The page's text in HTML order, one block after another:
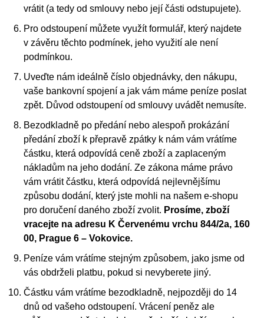
vrátit (a tedy od smlouvy nebo její části odstupujete).
Pro odstoupení můžete využít formulář, který najdete
v závěru těchto podmínek, jeho využití ale není
podmínkou.
Uveďte nám ideálně číslo objednávky, den nákupu,
vaše bankovní spojení a jak vám máme peníze poslat
zpět. Důvod odstoupení od smlouvy uvádět nemusíte.
Bezodkladně po předání nebo alespoň prokázání
předání zboží k přepravě zpátky k nám vám vrátíme
částku, která odpovídá ceně zboží a zaplaceným
nákladům na jeho dodání. Ze zákona máme právo
vám vrátit částku, která odpovídá nejlevnějšímu
způsobu dodání, který jste mohli na našem e-shopu
pro doručení daného zboží zvolit. Prosíme, zboží
vracejte na adresu K Červenému vrchu 844/2a, 160
00, Prague 6 – Vokovice.
Peníze vám vrátíme stejným způsobem, jako jsme od
vás obdrželi platbu, pokud si nevyberete jiný.
Částku vám vrátíme bezodkladně, nejpozději do 14
dnů od vašeho odstoupení. Vrácení peněz ale